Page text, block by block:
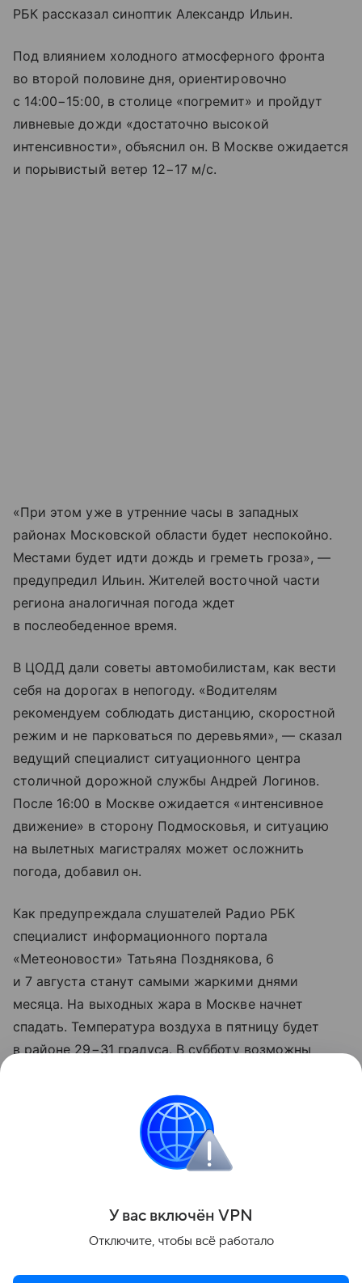
РБК рассказал синоптик Александр Ильин.
Под влиянием холодного атмосферного фронта
во второй половине дня, ориентировочно
с 14:00−15:00, в столице «погремит» и пройдут
ливневые дожди «достаточно высокой
интенсивности», объяснил он. В Москве ожидается
и порывистый ветер 12−17 м/с.
«При этом уже в утренние часы в западных
районах Московской области будет неспокойно.
Местами будет идти дождь и греметь гроза», —
предупредил Ильин. Жителей восточной части
региона аналогичная погода ждет
в послеобеденное время.
В ЦОДД дали советы автомобилистам, как вести
себя на дорогах в непогоду. «Водителям
рекомендуем соблюдать дистанцию, скоростной
режим и не парковаться по деревьями», — сказал
ведущий специалист ситуационного центра
столичной дорожной службы Андрей Логинов.
После 16:00 в Москве ожидается «интенсивное
движение» в сторону Подмосковья, и ситуацию
на вылетных магистралях может осложнить
погода, добавил он.
Как предупреждала слушателей Радио РБК
специалист информационного портала
«Метеоновости» Татьяна Позднякова, 6
и 7 августа станут самыми жаркими днями
месяца. На выходных жара в Москве начнет
спадать. Температура воздуха в пятницу будет
в районе 29−31 градуса. В субботу возможны
В воскресенье осадков не ожидается,
температура снизится до 24 градусов.
Оставайтесь на связи с РБК в «Максе».
Поделиться
У вас включён VPN
Отключите, чтобы всё работало